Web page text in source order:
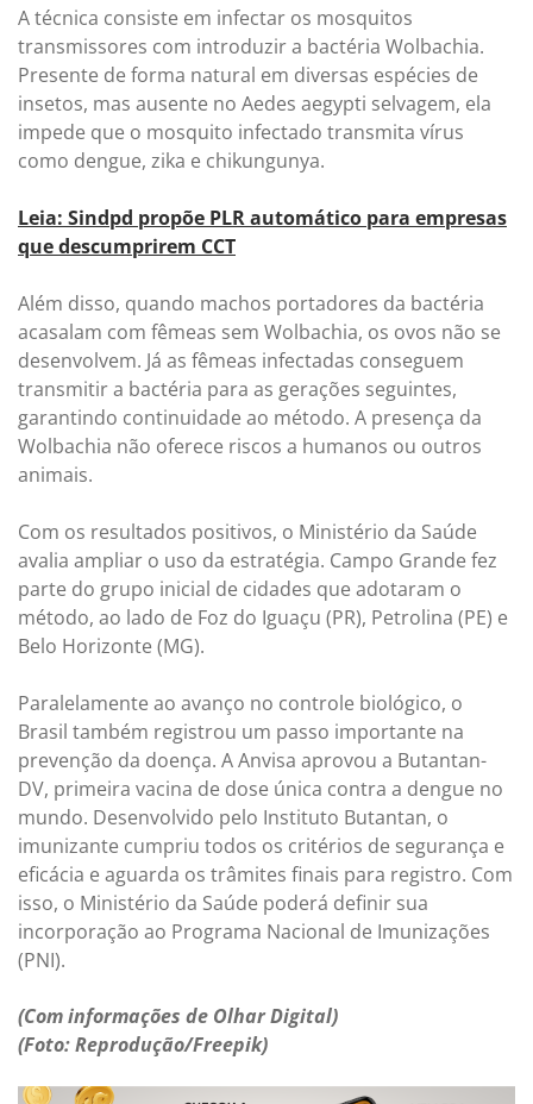
A técnica consiste em infectar os mosquitos
transmissores com introduzir a bactéria Wolbachia.
Presente de forma natural em diversas espécies de
insetos, mas ausente no Aedes aegypti selvagem, ela
impede que o mosquito infectado transmita vírus
como dengue, zika e chikungunya.
Leia: Sindpd propõe PLR automático para empresas
que descumprirem CCT
Além disso, quando machos portadores da bactéria
acasalam com fêmeas sem Wolbachia, os ovos não se
desenvolvem. Já as fêmeas infectadas conseguem
transmitir a bactéria para as gerações seguintes,
garantindo continuidade ao método. A presença da
Wolbachia não oferece riscos a humanos ou outros
animais.
Com os resultados positivos, o Ministério da Saúde
avalia ampliar o uso da estratégia. Campo Grande fez
parte do grupo inicial de cidades que adotaram o
método, ao lado de Foz do Iguaçu (PR), Petrolina (PE) e
Belo Horizonte (MG).
Paralelamente ao avanço no controle biológico, o
Brasil também registrou um passo importante na
prevenção da doença. A Anvisa aprovou a Butantan-
DV, primeira vacina de dose única contra a dengue no
mundo. Desenvolvido pelo Instituto Butantan, o
imunizante cumpriu todos os critérios de segurança e
eficácia e aguarda os trâmites finais para registro. Com
isso, o Ministério da Saúde poderá definir sua
incorporação ao Programa Nacional de Imunizações
(PNI).
(Com informações de Olhar Digital)
(Foto: Reprodução/Freepik)